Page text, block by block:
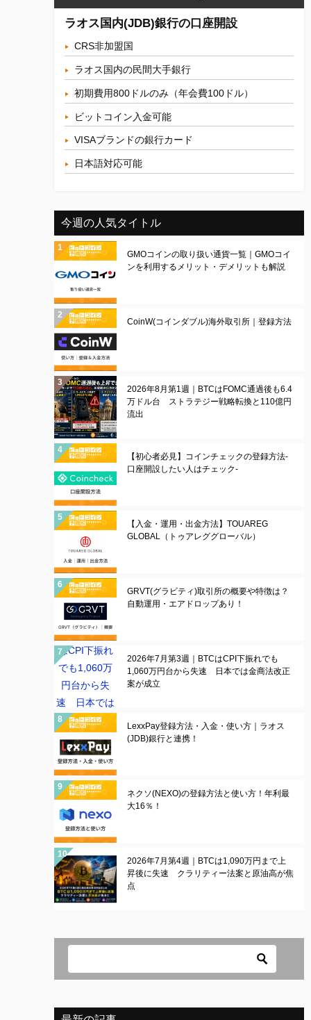
ラオス国内(JDB)銀行の口座開設
CRS非加盟国
ラオス国内の民間大手銀行
初期費用800ドルのみ（年会費100ドル）
ビットコイン入金可能
VISAブランドの銀行カード
日本語対応可能
今週の人気タイトル
GMOコインの取り扱い通貨一覧｜GMOコイ
ンを利用するメリット・デメリットも解説
CoinW(コインダブル)海外取引所｜登録方法
2026年8月第1週｜BTCはFOMC通過後も6.4
万ドル台 ストラテジー戦略転換と110億円
流出
【初心者必見】コインチェックの登録方法-
口座開設したい人はチェック-
【入金・運用・出金方法】TOUAREG
GLOBAL（トゥアレググローバル）
GRVT(グラビティ)取引所の概要や特徴は？
自動運用・エアドロップあり！
2026年7月第3週｜BTCはCPI下振れでも
1,060万円台から失速 日本では金商法改正
案が成立
LexxPay登録方法・入金・使い方｜ラオス
(JDB)銀行と連携！
ネクソ(NEXO)の登録方法と使い方！年利最
大16％！
2026年7月第4週｜BTCは1,090万円まで上
昇後に失速 クラリティー法案と原油高が焦
点